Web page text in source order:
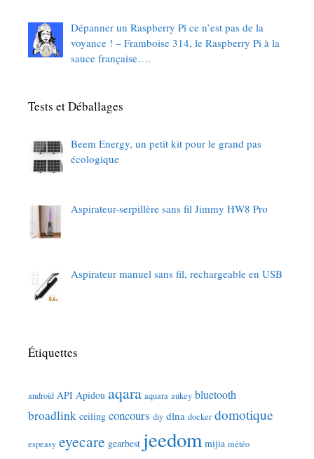
Dépanner un Raspberry Pi ce n’est pas de la
voyance ! – Framboise 314, le Raspberry Pi à la
sauce française….
Tests et Déballages
Beem Energy, un petit kit pour le grand pas
écologique
Aspirateur-serpillère sans fil Jimmy HW8 Pro
Aspirateur manuel sans fil, rechargeable en USB
Étiquettes
android API Apidou aqara aquara aukey bluetooth
broadlink ceiling concours diy dlna docker domotique
espeasy eyecare gearbest jeedom mijia météo